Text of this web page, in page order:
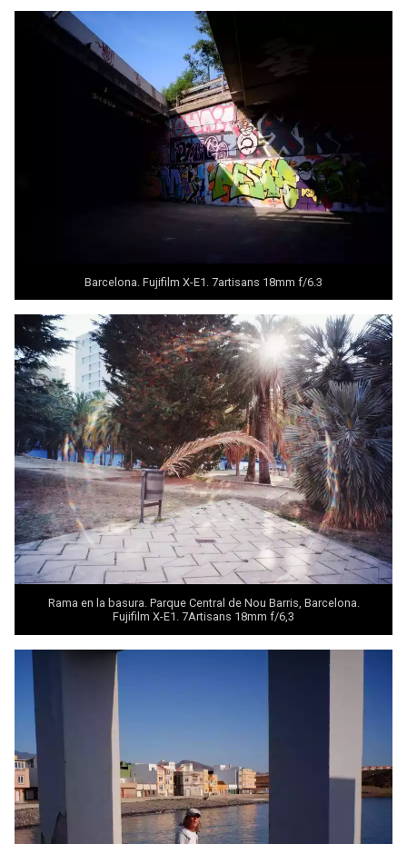
Barcelona. Fujifilm X-E1. 7artisans 18mm f/6.3
Rama en la basura. Parque Central de Nou Barris, Barcelona.
Fujifilm X-E1. 7Artisans 18mm f/6,3